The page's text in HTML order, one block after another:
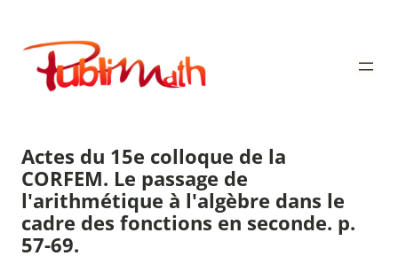
contenu
Publimath
Actes du 15e colloque de la
CORFEM. Le passage de
l'arithmétique à l'algèbre dans le
cadre des fonctions en seconde. p.
57-69.